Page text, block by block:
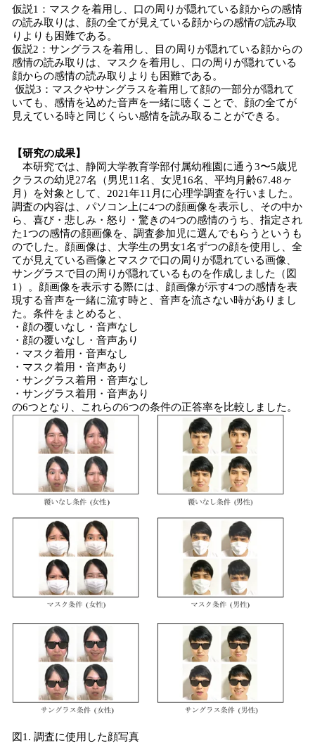
仮説1：マスクを着用し、口の周りが隠れている顔からの感情
の読み取りは、顔の全てが見えている顔からの感情の読み取
りよりも困難である。
仮説2：サングラスを着用し、目の周りが隠れている顔からの
感情の読み取りは、マスクを着用し、口の周りが隠れている
顔からの感情の読み取りよりも困難である。
仮説3：マスクやサングラスを着用して顔の一部分が隠れて
いても、感情を込めた音声を一緒に聴くことで、顔の全てが
見えている時と同じくらい感情を読み取ることができる。
【研究の成果】
本研究では、静岡大学教育学部付属幼稚園に通う3〜5歳児
クラスの幼児27名（男児11名、女児16名、平均月齢67.48ヶ
月）を対象として、2021年11月に心理学調査を行いました。
調査の内容は、パソコン上に4つの顔画像を表示し、その中か
ら、喜び・悲しみ・怒り・驚きの4つの感情のうち、指定され
た1つの感情の顔画像を、調査参加児に選んでもらうというも
のでした。顔画像は、大学生の男女1名ずつの顔を使用し、全
てが見えている画像とマスクで口の周りが隠れている画像、
サングラスで目の周りが隠れているものを作成しました（図
1）。顔画像を表示する際には、顔画像が示す4つの感情を表
現する音声を一緒に流す時と、音声を流さない時がありまし
た。条件をまとめると、
・顔の覆いなし・音声なし
・顔の覆いなし・音声あり
・マスク着用・音声なし
・マスク着用・音声あり
・サングラス着用・音声なし
・サングラス着用・音声あり
の6つとなり、これらの6つの条件の正答率を比較しました。
図1. 調査に使用した顔写真